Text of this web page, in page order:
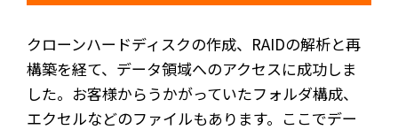
クローンハードディスクの作成、RAIDの解析と再
構築を経て、データ領域へのアクセスに成功しま
した。お客様からうかがっていたフォルダ構成、
エクセルなどのファイルもあります。ここでデー